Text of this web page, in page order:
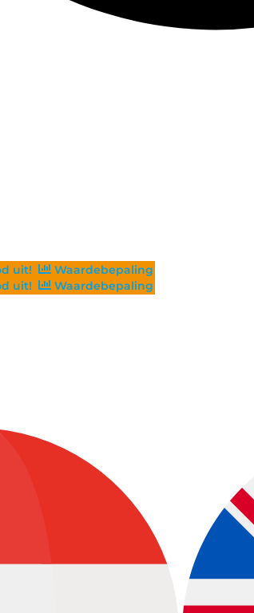
uit!
Waardebepaling
uit! Waardebepaling